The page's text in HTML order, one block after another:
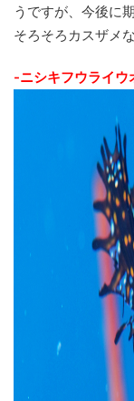
うですが、今後に
そろそろカスザメ
-ニシキフウライウ